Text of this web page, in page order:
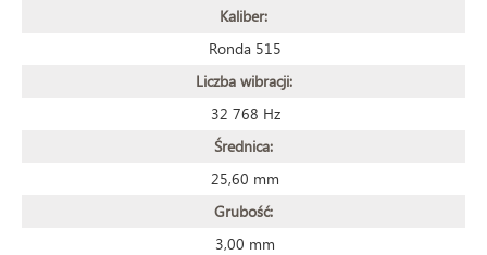
Kaliber:
Ronda 515
Liczba wibracji:
32 768 Hz
Średnica:
25,60 mm
Grubość:
3,00 mm